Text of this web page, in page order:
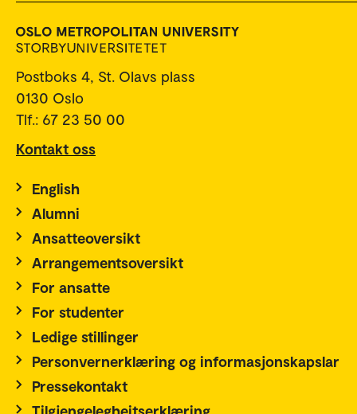
Postboks 4, St. Olavs plass
0130 Oslo
Tlf.: 67 23 50 00
Kontakt oss
English
Alumni
Ansatteoversikt
Arrangementsoversikt
For ansatte
For studenter
Ledige stillinger
Personvernerklæring og informasjonskapslar
Pressekontakt
Tilgjengelegheitserklæring